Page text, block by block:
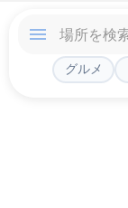
グルメ